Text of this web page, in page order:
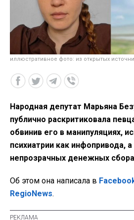
иллюстративное фото: из открытых
Народная депутат Марьяна
публично раскритиковала
обвинив его в манипуляциях,
психиатрии как инфопривода,
непрозрачных денежных
Об этом она написала в
RegioNews.